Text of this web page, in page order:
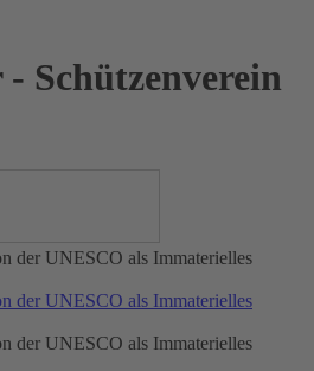
Schützenverein
der UNESCO als Immaterielles
der UNESCO als Immaterielles
der UNESCO als Immaterielles